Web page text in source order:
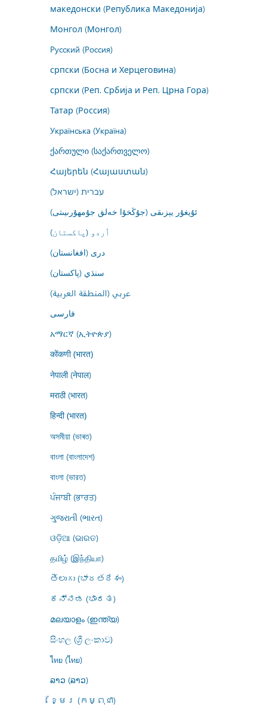
македонски (Република Македонија)
Монгол (Монгол)
Русский (Россия)
српски (Босна и Херцеговина)
српски (Реп. Србија и Реп. Црна Гора)
Татар (Россия)
Українська (Україна)
ქართული (საქართველო)
Հայերեն (Հայաստան)
עברית (ישראל)
ئۇيغۇر يېزىقى (جۇڭخۇا خەلق جۇمھۇرىيىتى)
اُردو (پاکستان)
درى (افغانستان)
سنڌي (پاکستان)
عربي (المنطقة العربية)
فارسى
አማርኛ (ኢትዮጵያ)
कोंकणी (भारत)
नेपाली (नेपाल)
मराठी (भारत)
हिन्दी (भारत)
অসমীয়া (ভাৰত)
বাংলা (বাংলাদেশ)
বাংলা (ভারত)
ਪੰਜਾਬੀ (ਭਾਰਤ)
ગુજરાતી (ભારત)
ଓଡ଼ିଆ (ଭାରତ)
தமிழ் (இந்தியா)
తెలుగు (భారతదేశం)
ಕನ್ನಡ (ಭಾರತ)
മലയാളം (ഇന്ത്യ)
සිංහල (ශ්‍රී ලංකාව)
ไทย (ไทย)
ລາວ (ລາວ)
ខ្មែរ (កម្ពុជា)